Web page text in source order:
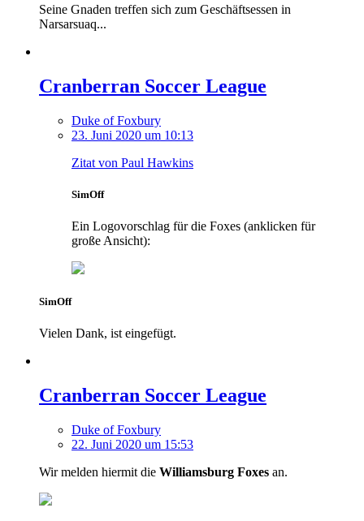
Seine Gnaden treffen sich zum Geschäftsessen in
Narsarsuaq...
Cranberran Soccer League
Duke of Foxbury
23. Juni 2020 um 10:13
Zitat von Paul Hawkins
SimOff
Ein Logovorschlag für die Foxes (anklicken für
große Ansicht):
SimOff
Vielen Dank, ist eingefügt.
Cranberran Soccer League
Duke of Foxbury
22. Juni 2020 um 15:53
Wir melden hiermit die Williamsburg Foxes an.